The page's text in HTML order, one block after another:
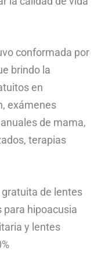
conformada por
brindo la
en
exámenes
de mama,
terapias
de lentes
para hipoacusia
y lentes